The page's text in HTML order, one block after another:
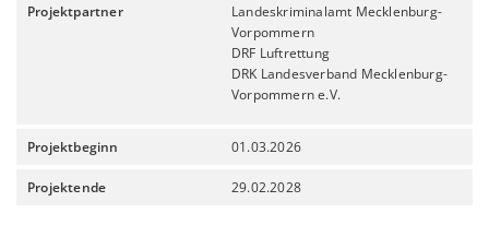
Projektpartner
Landeskriminalamt Mecklenburg-
Vorpommern
DRF Luftrettung
DRK Landesverband Mecklenburg-
Vorpommern e.V.
Projektbeginn 01.03.2026
Projektende 29.02.2028